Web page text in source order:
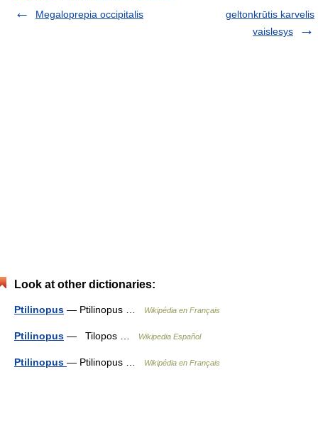
Megaloprepia occipitalis
geltonkrūtis karvelis
vaislesys
Look at other dictionaries:
Ptilinopus — Ptilinopus … Wikipédia en Français
Ptilinopus — Tilopos … Wikipedia Español
Ptilinopus — Ptilinopus … Wikipédia en Français